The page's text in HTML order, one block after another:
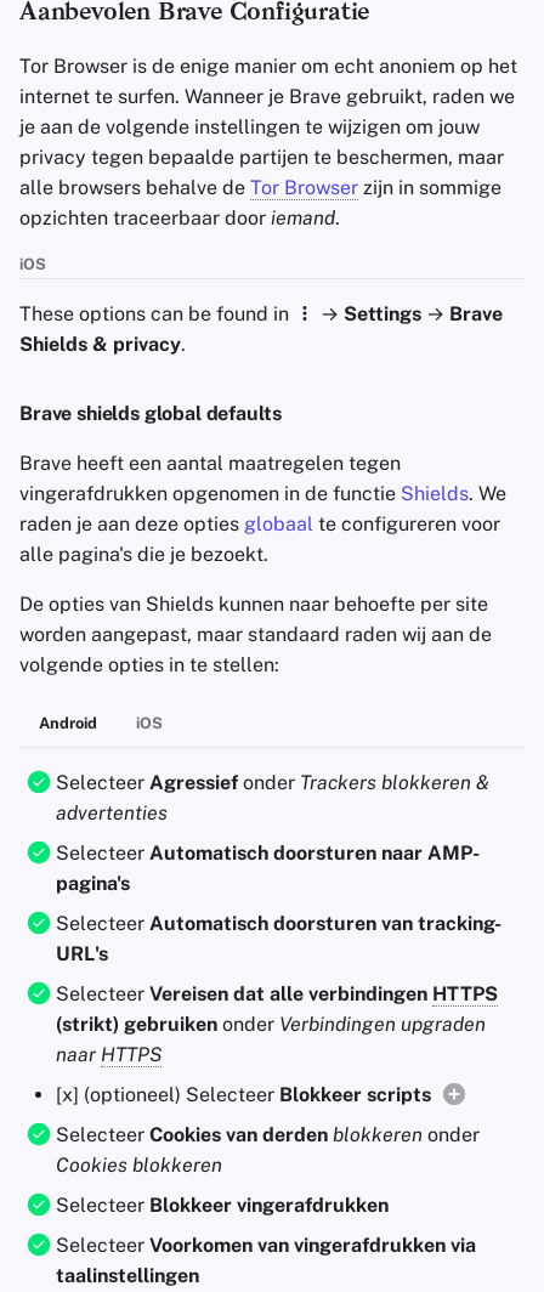
Social Networks
Aanbevolen Brave Configuratie
Tor Browser is de enige manier om echt anoniem op het
internet te surfen. Wanneer je Brave gebruikt, raden we
je aan de volgende instellingen te wijzigen om jouw
privacy tegen bepaalde partijen te beschermen, maar
alle browsers behalve de Tor Browser zijn in sommige
opzichten traceerbaar door iemand.
iOS
These options can be found in → Settings → Brave
Shields & privacy.
Brave shields global defaults
Brave heeft een aantal maatregelen tegen
vingerafdrukken opgenomen in de functie Shields. We
raden je aan deze opties globaal te configureren voor
alle pagina's die je bezoekt.
De opties van Shields kunnen naar behoefte per site
worden aangepast, maar standaard raden wij aan de
volgende opties in te stellen:
Android iOS
Selecteer Agressief onder Trackers blokkeren &
advertenties
Selecteer Automatisch doorsturen naar AMP-
pagina's
Selecteer Automatisch doorsturen van tracking-
URL's
Selecteer Vereisen dat alle verbindingen HTTPS
(strikt) gebruiken onder Verbindingen upgraden
naar HTTPS
[x] (optioneel) Selecteer Blokkeer scripts
Selecteer Cookies van derden blokkeren onder
Cookies blokkeren
Selecteer Blokkeer vingerafdrukken
Selecteer Voorkomen van vingerafdrukken via
taalinstellingen